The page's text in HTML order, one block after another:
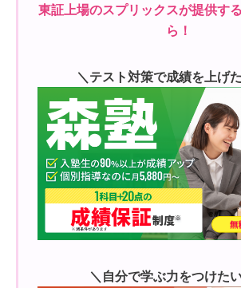
東証上場のスプリックスが提供す
ら！
＼テスト対策で成績を上げ
＼自分で学ぶ力をつけた